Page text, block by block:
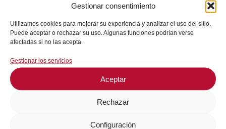
Gestionar consentimiento
Utilizamos cookies para mejorar su experiencia y analizar el uso del sitio.
Puede aceptar o rechazar su uso. Algunas funciones podrían verse
afectadas si no las acepta.
Gestionar los servicios
Aceptar
Rechazar
Configuración